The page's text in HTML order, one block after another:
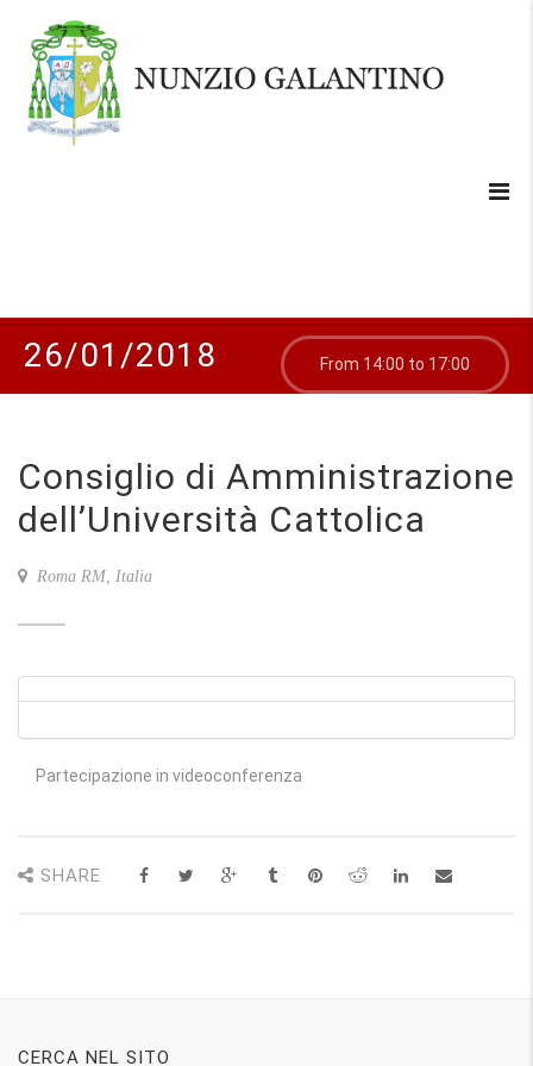
26/01/2018 From 14:00 to 17:00
Consiglio di Amministrazione
dell’Università Cattolica
Roma RM, Italia
Partecipazione in videoconferenza
SHARE
CERCA NEL SITO